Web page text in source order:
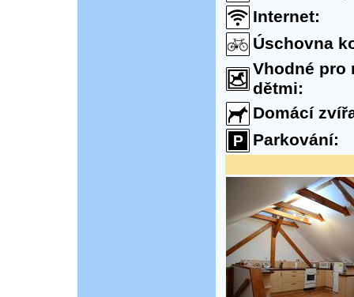
Internet:
Úschovna
Vhodné pro
dětmi:
Domácí
Parkování: